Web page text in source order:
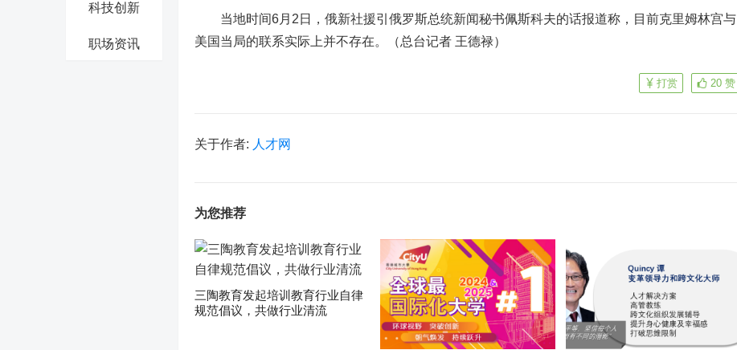
科技创新
职场资讯
当地时间6月2日，俄新社援引俄罗斯总统新闻秘书佩斯科夫的话报道称，目前克里姆林宫与
美国当局的联系实际上并不存在。（总台记者 王德禄）
20 赞
打赏
关于作者: 人才网
为您推荐
三陶教育发起培训教育行业自律
规范倡议，共做行业清流